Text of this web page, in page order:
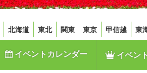
北海道 東北 関東 東京 甲信越 東
イベントカレンダー イベン